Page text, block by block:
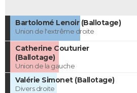
Bartolomé Lenoir (Ballotage)
Union de l'extrême droite
Catherine Couturier
(Ballotage)
Union de la gauche
Valérie Simonet (Ballotage)
Divers droite